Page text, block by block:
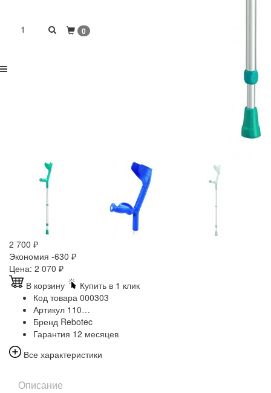
1 0
2 700 ₽
Экономия -630 ₽
Цена: 2 070 ₽
В корзину
Купить в 1 клик
Код товара 000303
Артикул 110…
Бренд Rebotec
Гарантия 12 месяцев
Все характеристики
Описание